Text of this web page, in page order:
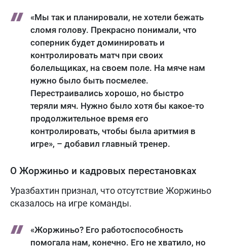
«Мы так и планировали, не хотели бежать
сломя голову. Прекрасно понимали, что
соперник будет доминировать и
контролировать матч при своих
болельщиках, на своем поле. На мяче нам
нужно было быть посмелее.
Перестраивались хорошо, но быстро
теряли мяч. Нужно было хотя бы какое-то
продолжительное время его
контролировать, чтобы была аритмия в
игре», – добавил главный тренер.
О Жоржиньо и кадровых перестановках
Уразбахтин признал, что отсутствие Жоржиньо
сказалось на игре команды.
«Жоржиньо? Его работоспособность
помогала нам, конечно. Его не хватило, но